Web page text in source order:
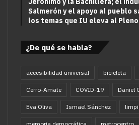
Salmerón y el apoyo al pueblo
los temas que IU eleva al
¿De qué se habla?
accesibilidad universal bicicleta
Cerro-Amate COVID-19 Daniel
Eva Oliva Ismael Sánchez